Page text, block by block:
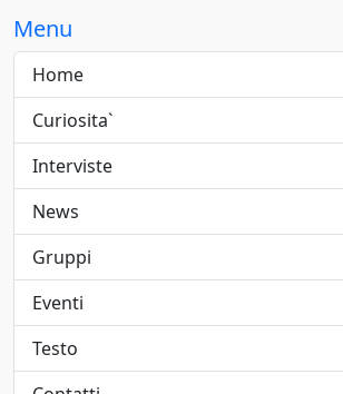
Downtempo
Electric blues
Elettropop
Folk
Folk pop
Folk rock
Funk
Funk metal
1945
1946
1947
1948
1949
1950
1951
1952
Menu
Home
Curiosita`
Interviste
News
Gruppi
Eventi
Testo